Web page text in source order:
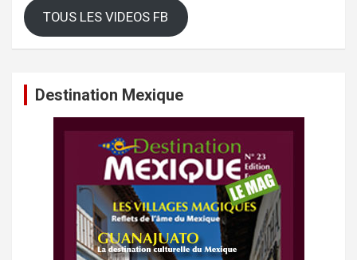
TOUS LES VIDEOS FB
Destination Mexique